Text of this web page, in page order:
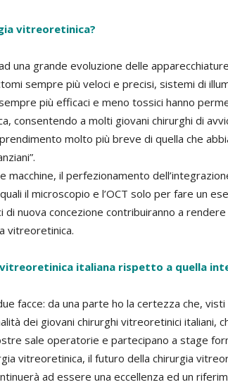
vitreoretinica?
una grande evoluzione delle
sempre più veloci e precisi, sistemi di
più efficaci e meno tossici hanno
consentendo a molti giovani chirurghi di
molto più breve di quella che
macchine, il perfezionamento
il microscopio e l’OCT solo per fare un
di nuova concezione contribuiranno a
vitreoretinica.
italiana rispetto a quella
facce: da una parte ho la certezza che, visti
dei giovani chirurghi vitreoretinici italiani,
sale operatorie e partecipano a stage
vitreoretinica, il futuro della chirurgia
ad essere una eccellenza ed un